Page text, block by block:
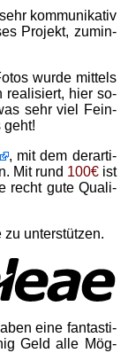
kom­mu­ni­ka­tiv
Pro­jekt, zu­min­
wur­de mit­tels
re­a­li­siert, hier so­
sehr viel Fein­
geht!
, mit dem der­ar­ti­
Mit rund 100€ist
recht gu­te Qua­li­
zu un­ter­stüt­zen.
ei­ne fan­tas­ti­
Geld al­le Mög­